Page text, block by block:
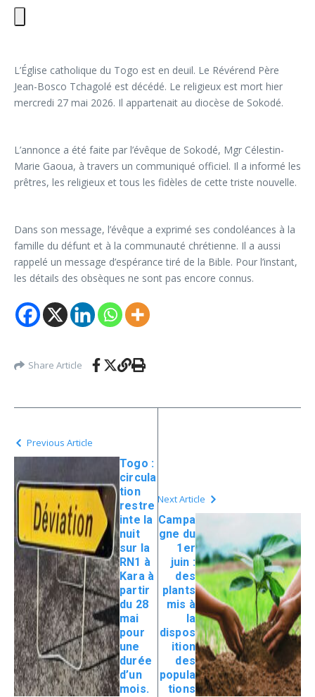
L’Église catholique du Togo est en deuil. Le Révérend Père
Jean-Bosco Tchagolé est décédé. Le religieux est mort hier
mercredi 27 mai 2026. Il appartenait au diocèse de Sokodé.
L’annonce a été faite par l’évêque de Sokodé, Mgr Célestin-
Marie Gaoua, à travers un communiqué officiel. Il a informé les
prêtres, les religieux et tous les fidèles de cette triste nouvelle.
Dans son message, l’évêque a exprimé ses condoléances à la
famille du défunt et à la communauté chrétienne. Il a aussi
rappelé un message d’espérance tiré de la Bible. Pour l’instant,
les détails des obsèques ne sont pas encore connus.
Share Article
Previous Article
Togo :
circula
tion
restre
inte la
nuit
sur la
RN1 à
Kara à
partir
du 28
mai
pour
une
durée
d’un
mois.
Next Article
Campa
gne du
1er
juin :
des
plants
mis à
la
dispos
ition
des
popula
tions